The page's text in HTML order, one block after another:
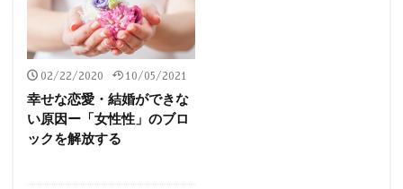
02/22/2020 10/05/2021
幸せな恋愛・結婚ができな
い原因ー「女性性」のブロ
ックを解放する